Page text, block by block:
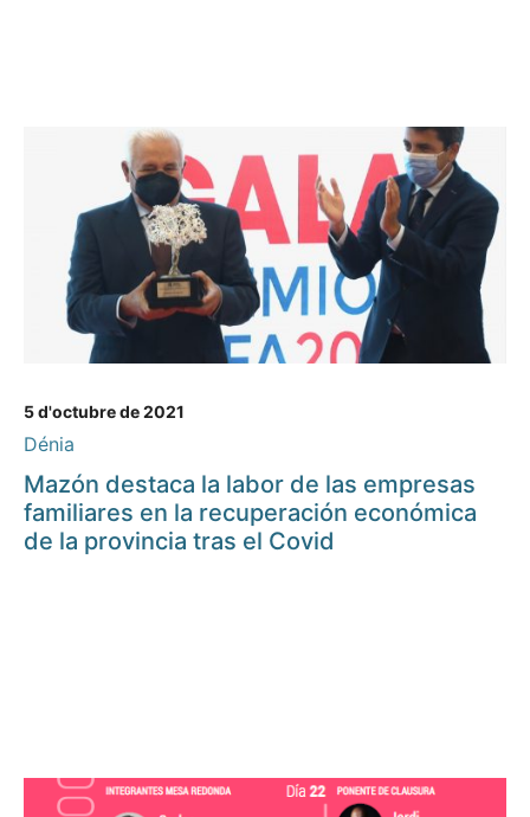
5 d'octubre de 2021
Dénia
Mazón destaca la labor de las empresas
familiares en la recuperación económica
de la provincia tras el Covid